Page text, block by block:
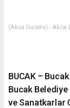
(Akca Gazete) - Akca
BUCAK –
Bucak Belediye
ve Sanatkarlar